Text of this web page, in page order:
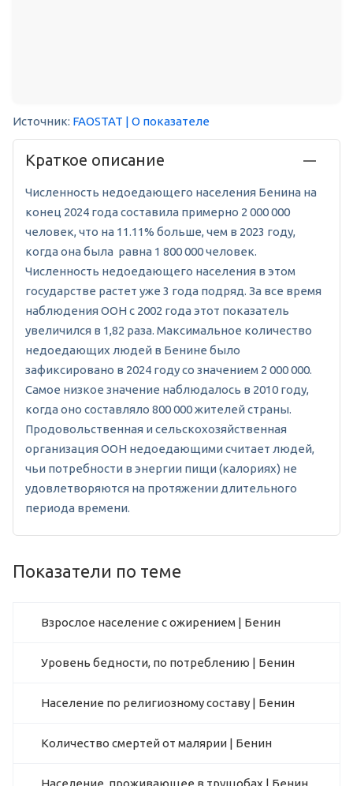
Источник: FAOSTAT | О показателе
Краткое описание
Численность недоедающего населения Бенина на
конец 2024 года составила примерно 2 000 000
человек, что на 11.11% больше, чем в 2023 году,
когда она была равна 1 800 000 человек.
Численность недоедающего населения в этом
государстве растет уже 3 года подряд. За все время
наблюдения ООН с 2002 года этот показатель
увеличился в 1,82 раза. Максимальное количество
недоедающих людей в Бенине было
зафиксировано в 2024 году со значением 2 000 000.
Самое низкое значение наблюдалось в 2010 году,
когда оно составляло 800 000 жителей страны.
Продовольственная и сельскохозяйственная
организация ООН недоедающими считает людей,
чьи потребности в энергии пищи (калориях) не
удовлетворяются на протяжении длительного
периода времени.
Показатели по теме
Взрослое население с ожирением | Бенин
Уровень бедности, по потреблению | Бенин
Население по религиозному составу | Бенин
Количество смертей от малярии | Бенин